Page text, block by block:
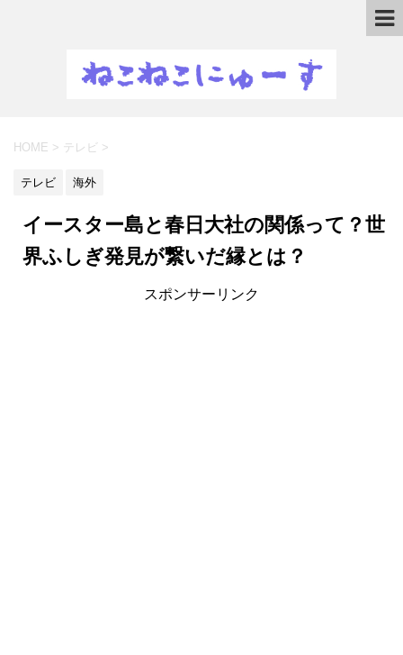
HOME > テレビ >
テレビ 海外
イースター島と春日大社の関係って？世
界ふしぎ発見が繋いだ縁とは？
スポンサーリンク